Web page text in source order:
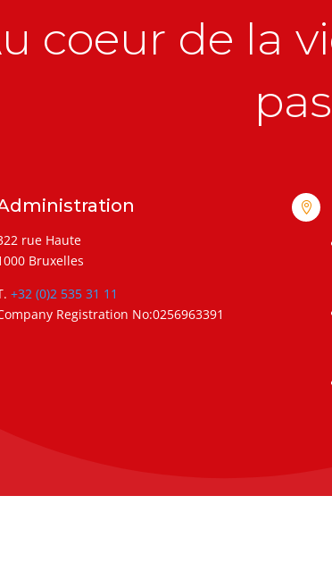
coeur de la
rue Haute
Bruxelles
+32 (0)2 535 31 11
Registration No:0256963391
